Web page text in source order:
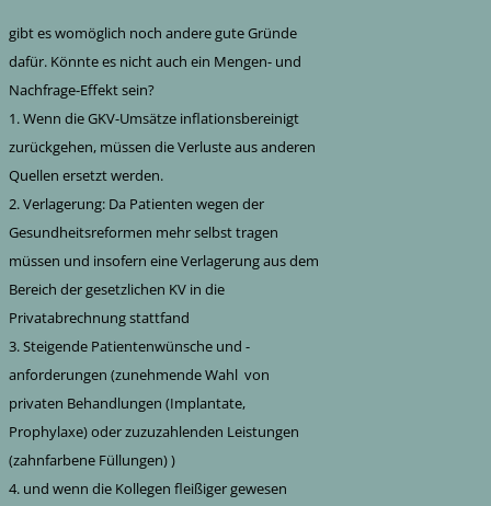
gibt es womöglich noch andere gute Gründe
dafür. Könnte es nicht auch ein Mengen- und
Nachfrage-Effekt sein?
1. Wenn die GKV-Umsätze inflationsbereinigt
zurückgehen, müssen die Verluste aus anderen
Quellen ersetzt werden.
2. Verlagerung: Da Patienten wegen der
Gesundheitsreformen mehr selbst tragen
müssen und insofern eine Verlagerung aus dem
Bereich der gesetzlichen KV in die
Privatabrechnung stattfand
3. Steigende Patientenwünsche und -
anforderungen (zunehmende Wahl von
privaten Behandlungen (Implantate,
Prophylaxe) oder zuzuzahlenden Leistungen
(zahnfarbene Füllungen) )
4. und wenn die Kollegen fleißiger gewesen